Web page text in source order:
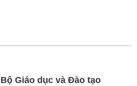
Bộ Giáo dục và Đào tạo